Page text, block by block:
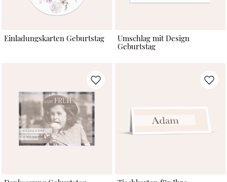
Einladungskarten Geburtstag
Umschlag mit Design
Geburtstag